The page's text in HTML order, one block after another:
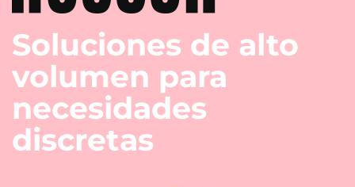
Soluciones de alto
volumen para
necesidades
discretas